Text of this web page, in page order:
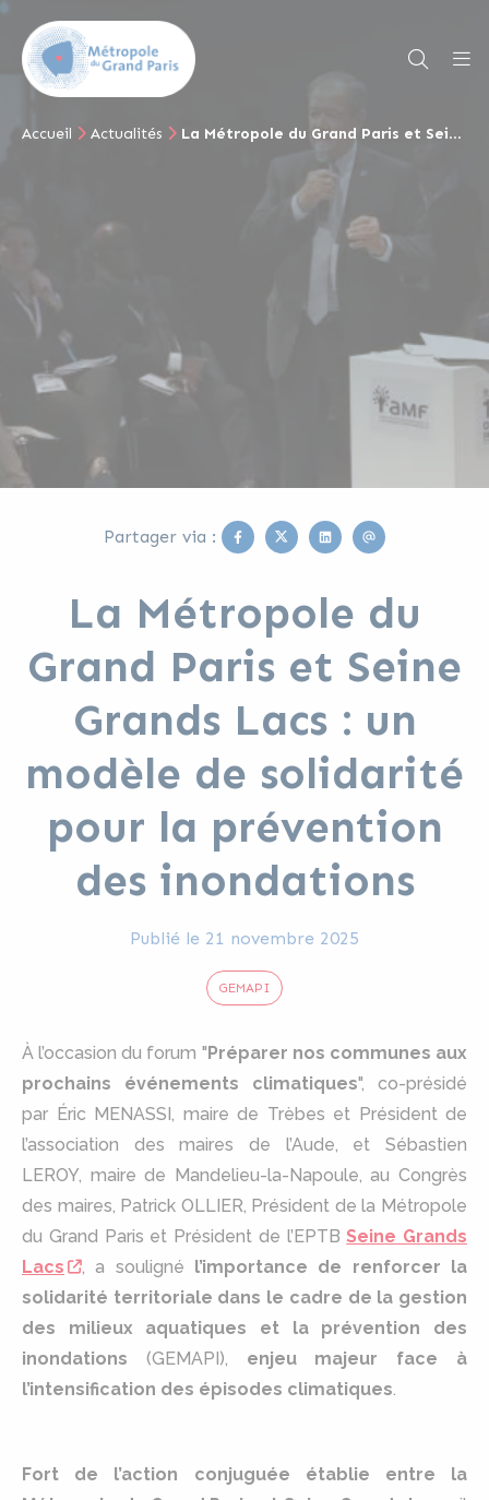
Accueil Actualités La Métropole du Grand Paris et Seine Grands Lacs : un modèle de solidarité pour la prévention des inondations
Partager via : Facebook
TwitterLinkedinEmail
La Métropole du
Grand Paris et Seine
Grands Lacs : un
modèle de solidarité
pour la prévention
des inondations
Publié le 21 novembre 2025
GEMAPI
À l’occasion du forum "Préparer nos communes aux
prochains événements climatiques", co-présidé
par Éric MENASSI, maire de Trèbes et Président de
l’association des maires de l’Aude, et Sébastien
LEROY, maire de Mandelieu-la-Napoule, au Congrès
des maires, Patrick OLLIER, Président de la Métropole
du Grand Paris et Président de l’EPTBSeine Grands
Lacs
, a souligné l’importance de renforcer la
solidarité territoriale dans le cadre de la gestion
des milieux aquatiques et la prévention des
inondations (GEMAPI), enjeu majeur face à
l’intensification des épisodes climatiques.
Fort de l’action conjuguée établie entre la